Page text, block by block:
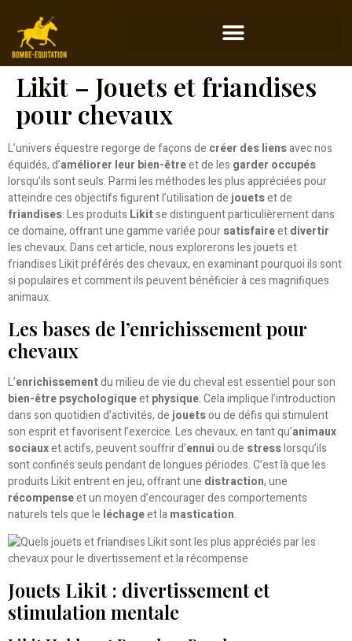
Likit – Jouets et friandises
pour chevaux
L’univers équestre regorge de façons de créer des liensavec nos
équidés, d’améliorer leur bien-êtreet de les garder occupés
lorsqu’ils sont seuls. Parmi les méthodes les plus appréciées pour
atteindre ces objectifs figurent l’utilisation dejouetset de
friandises. Les produits Likitse distinguent particulièrement dans
ce domaine, offrant une gamme variée poursatisfaireetdivertir
les chevaux. Dans cet article, nous explorerons les jouets et
friandises Likit préférés des chevaux, en examinant pourquoi ils sont
si populaires et comment ils peuvent bénéficier à ces magnifiques
animaux.
Les bases de l’enrichissement pour
chevaux
L’enrichissementdu milieu de vie du cheval est essentiel pour son
bien-être psychologiqueetphysique. Cela implique l’introduction
dans son quotidien d’activités, de jouetsou de défis qui stimulent
son esprit et favorisent l’exercice. Les chevaux, en tant qu’animaux
sociauxet actifs, peuvent souffrir d’ennuiou de stresslorsqu’ils
sont confinés seuls pendant de longues périodes. C’est là que les
produits Likit entrent en jeu, offrant une distraction, une
récompenseet un moyen d’encourager des comportements
naturels tels que le léchageet lamastication.
Jouets Likit : divertissement et
stimulation mentale